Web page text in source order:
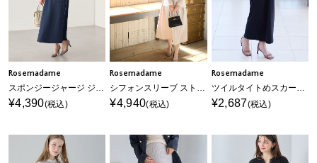
Rosemadame
スポンジージャージ ジャンパースカート（マタニティ/ 妊婦服）授乳楽々 妊婦服 産前・産後対応
¥4,390(税込)
Rosemadame
シフォンスリーブ ストレッチジョーゼットワンピース（マタニティ/授乳服）授乳口付き 授乳楽々 妊婦服 産前・産後対応
¥4,940(税込)
Rosemadame
ツイルタイトめスカート（マタニティ～産後）妊婦服 産前・産後対応
¥2,687(税込)